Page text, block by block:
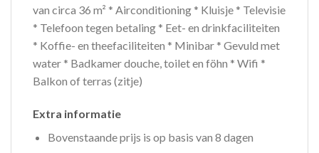
van circa 36 m² * Airconditioning * Kluisje * Televisie
* Telefoon tegen betaling * Eet- en drinkfaciliteiten
* Koffie- en theefaciliteiten * Minibar * Gevuld met
water * Badkamer douche, toilet en föhn * Wifi *
Balkon of terras (zitje)
Extra informatie
Bovenstaande prijs is op basis van 8 dagen